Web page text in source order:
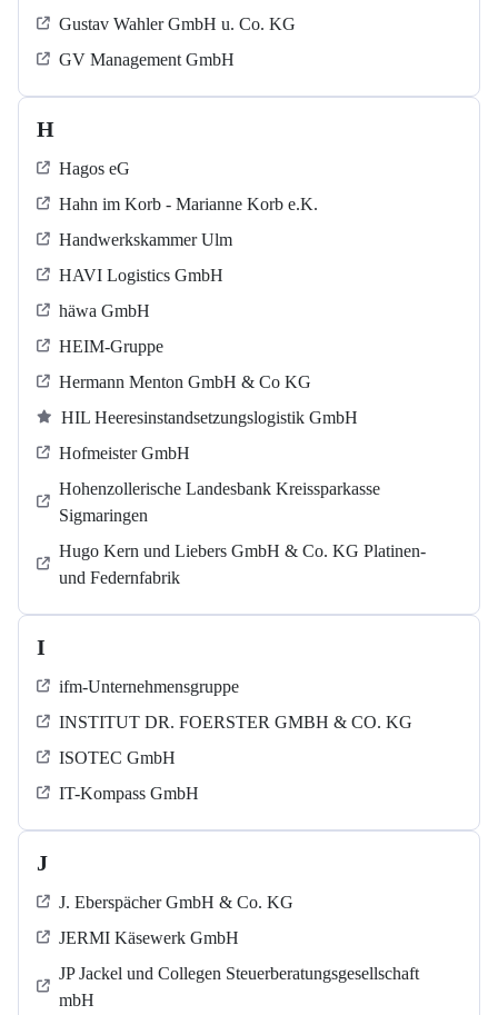
Gustav Wahler GmbH u. Co. KG
GV Management GmbH
H
Hagos eG
Hahn im Korb - Marianne Korb e.K.
Handwerkskammer Ulm
HAVI Logistics GmbH
häwa GmbH
HEIM-Gruppe
Hermann Menton GmbH & Co KG
HIL Heeresinstandsetzungslogistik GmbH
Hofmeister GmbH
Hohenzollerische Landesbank Kreissparkasse
Sigmaringen
Hugo Kern und Liebers GmbH & Co. KG Platinen-
und Federnfabrik
I
ifm-Unternehmensgruppe
INSTITUT DR. FOERSTER GMBH & CO. KG
ISOTEC GmbH
IT-Kompass GmbH
J
J. Eberspächer GmbH & Co. KG
JERMI Käsewerk GmbH
JP Jackel und Collegen Steuerberatungsgesellschaft
mbH